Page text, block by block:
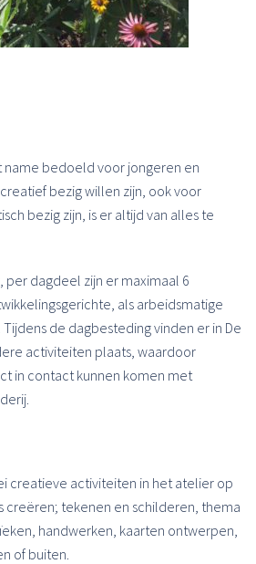
name bedoeld voor jongeren en
bezig willen zijn, ook voor
bezig zijn, is er altijd van alles te
per dagdeel zijn er maximaal 6
als arbeidsmatige
de dagbesteding vinden er in De
activiteiten plaats, waardoor
in contact kunnen komen met
creatieve activiteiten in het atelier op
creëren; tekenen en schilderen, thema
handwerken, kaarten ontwerpen,
of buiten.